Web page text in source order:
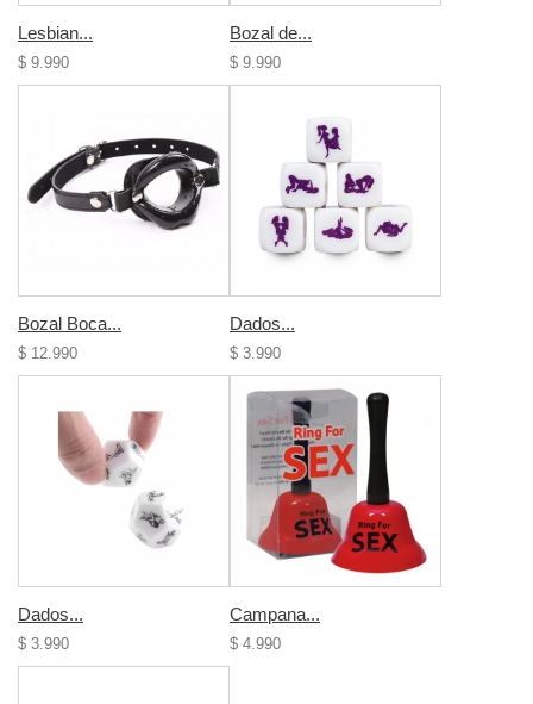
Lesbian...
$ 9.990
Bozal de...
$ 9.990
Bozal Boca...
$ 12.990
Dados...
$ 3.990
Dados...
$ 3.990
Campana...
$ 4.990